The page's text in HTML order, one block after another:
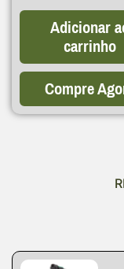
Adicionar
carrinho
Compre